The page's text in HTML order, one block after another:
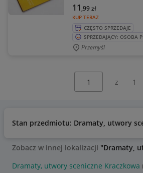
KUP TERAZ
11 ,99zł
CZĘSTO SPRZEDAJE
SPRZEDAJĄCY: OSOBA
Przemyśl
z 1
Stan przedmiotu: Dramaty, utwory
Zobacz w innej lokalizacji "Dramaty,
Dramaty, utwory sceniczne Kraczkowa